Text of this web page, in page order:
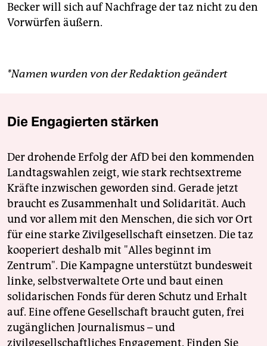
Becker will sich auf Nachfrage der taz nicht zu den
Vorwürfen äußern.
*Namen wurden von der Redaktion geändert
Die Engagierten stärken
Der drohende Erfolg der AfD bei den kommenden
Landtagswahlen zeigt, wie stark rechtsextreme
Kräfte inzwischen geworden sind. Gerade jetzt
braucht es Zusammenhalt und Solidarität. Auch
und vor allem mit den Menschen, die sich vor Ort
für eine starke Zivilgesellschaft einsetzen. Die taz
kooperiert deshalb mit "Alles beginnt im
Zentrum". Die Kampagne unterstützt bundesweit
linke, selbstverwaltete Orte und baut einen
solidarischen Fonds für deren Schutz und Erhalt
auf. Eine offene Gesellschaft braucht guten, frei
zugänglichen Journalismus – und
zivilgesellschaftliches Engagement. Finden Sie